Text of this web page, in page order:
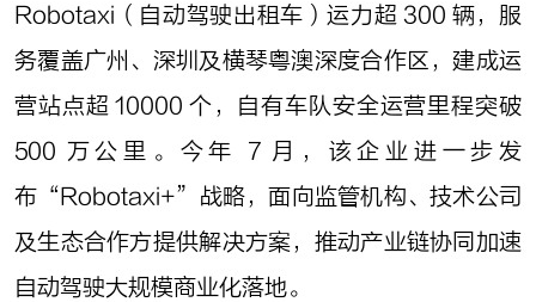
Robotaxi（自动驾驶出租车）运力超 300 辆，服
务覆盖广州、深圳及横琴粤澳深度合作区，建成运
营站点超 10000 个，自有车队安全运营里程突破
500 万公里。今年 7 月，该企业进一步发
布“Robotaxi+”战略，面向监管机构、技术公司
及生态合作方提供解决方案，推动产业链协同加速
自动驾驶大规模商业化落地。